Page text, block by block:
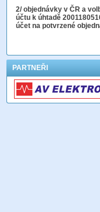
2/ objednávky v ČR a
účtu k úhtadě
účet na potvrzené
PARTNEŘI